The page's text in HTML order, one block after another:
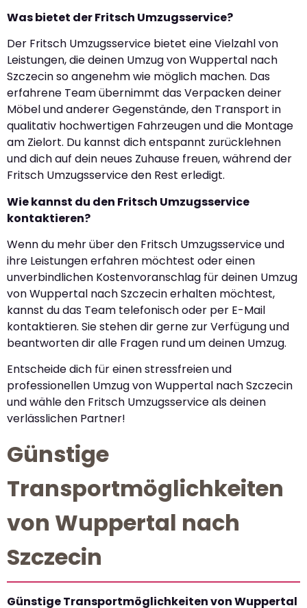
Was bietet der Fritsch Umzugsservice?
Der Fritsch Umzugsservice bietet eine Vielzahl von
Leistungen, die deinen Umzug von Wuppertal nach
Szczecin so angenehm wie möglich machen. Das
erfahrene Team übernimmt das Verpacken deiner
Möbel und anderer Gegenstände, den Transport in
qualitativ hochwertigen Fahrzeugen und die Montage
am Zielort. Du kannst dich entspannt zurücklehnen
und dich auf dein neues Zuhause freuen, während der
Fritsch Umzugsservice den Rest erledigt.
Wie kannst du den Fritsch Umzugsservice
kontaktieren?
Wenn du mehr über den Fritsch Umzugsservice und
ihre Leistungen erfahren möchtest oder einen
unverbindlichen Kostenvoranschlag für deinen Umzug
von Wuppertal nach Szczecin erhalten möchtest,
kannst du das Team telefonisch oder per E-Mail
kontaktieren. Sie stehen dir gerne zur Verfügung und
beantworten dir alle Fragen rund um deinen Umzug.
Entscheide dich für einen stressfreien und
professionellen Umzug von Wuppertal nach Szczecin
und wähle den Fritsch Umzugsservice als deinen
verlässlichen Partner!
Günstige
Transportmöglichkeiten
von Wuppertal nach
Szczecin
Günstige Transportmöglichkeiten von Wuppertal